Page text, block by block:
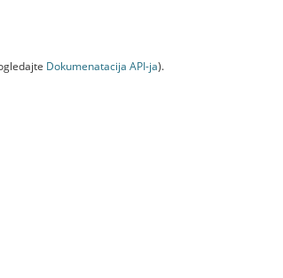
Dokumenаtаcijа API-jа).